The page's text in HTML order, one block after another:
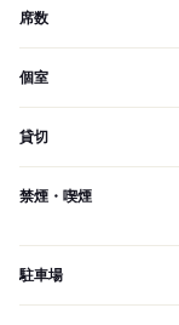
席数
個室
貸切
禁煙・喫煙
駐車場